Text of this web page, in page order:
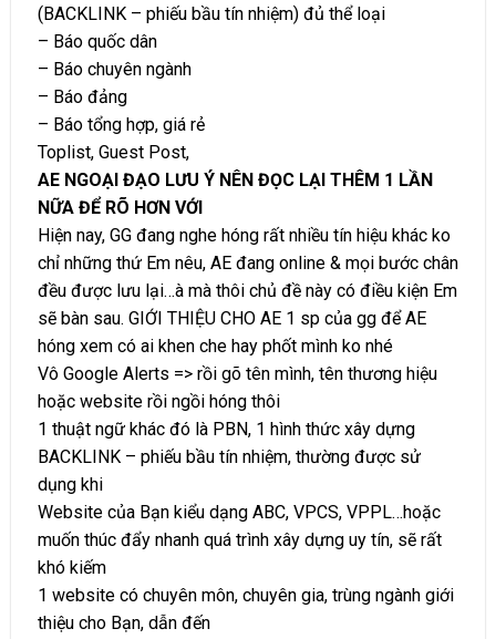
(BACKLINK – phiếu bầu tín nhiệm) đủ thể loại
– Báo quốc dân
– Báo chuyên ngành
– Báo đảng
– Báo tổng hợp, giá rẻ
Toplist, Guest Post,
AE NGOẠI ĐẠO LƯU Ý NÊN ĐỌC LẠI THÊM 1 LẦN
NỮA ĐỂ RÕ HƠN VỚI
Hiện nay, GG đang nghe hóng rất nhiều tín hiệu khác ko
chỉ những thứ Em nêu, AE đang online & mọi bước chân
đều được lưu lại…à mà thôi chủ đề này có điều kiện Em
sẽ bàn sau. GIỚI THIỆU CHO AE 1 sp của gg để AE
hóng xem có ai khen che hay phốt mình ko nhé
Vô Google Alerts => rồi gõ tên mình, tên thương hiệu
hoặc website rồi ngồi hóng thôi
1 thuật ngữ khác đó là PBN, 1 hình thức xây dựng
BACKLINK – phiếu bầu tín nhiệm, thường được sử
dụng khi
Website của Bạn kiểu dạng ABC, VPCS, VPPL…hoặc
muốn thúc đẩy nhanh quá trình xây dựng uy tín, sẽ rất
khó kiếm
1 website có chuyên môn, chuyên gia, trùng ngành giới
thiệu cho Bạn, dẫn đến